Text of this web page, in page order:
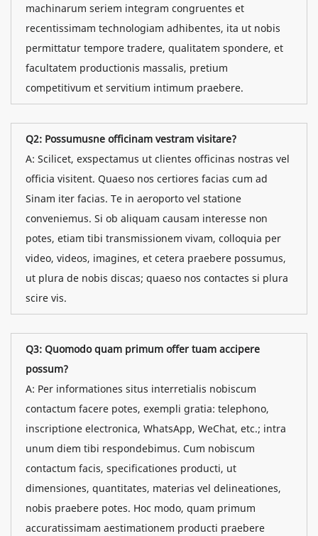
machinarum seriem integram congruentes et
recentissimam technologiam adhibentes, ita ut nobis
permittatur tempore tradere, qualitatem spondere, et
facultatem productionis massalis, pretium
competitivum et servitium intimum praebere.
Q2: Possumusne officinam vestram visitare?
A: Scilicet, exspectamus ut clientes officinas nostras vel
officia visitent. Quaeso nos certiores facias cum ad
Sinam iter facias. Te in aeroporto vel statione
conveniemus. Si ob aliquam causam interesse non
potes, etiam tibi transmissionem vivam, colloquia per
video, videos, imagines, et cetera praebere possumus,
ut plura de nobis discas; quaeso nos contactes si plura
scire vis.
Q3: Quomodo quam primum offer tuam accipere
possum?
A: Per informationes situs interretialis nobiscum
contactum facere potes, exempli gratia: telephono,
inscriptione electronica, WhatsApp, WeChat, etc.; intra
unum diem tibi respondebimus. Cum nobiscum
contactum facis, specificationes producti, ut
dimensiones, quantitates, materias vel delineationes,
nobis praebere potes. Hoc modo, quam primum
accuratissimam aestimationem producti praebere